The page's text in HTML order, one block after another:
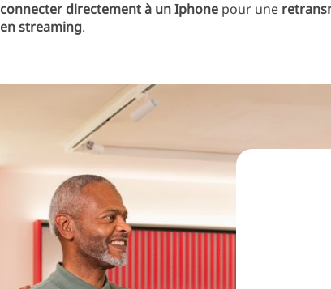
connecter directement à un Iphone pour une
en streaming.